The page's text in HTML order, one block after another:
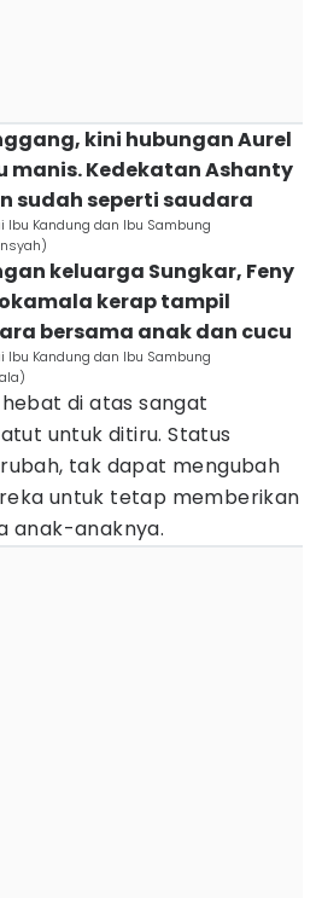
kini hubungan Aurel
manis. Kedekatan Ashanty
sudah seperti saudara
Ibu Kandung dan Ibu Sambung
keluarga Sungkar, Feny
kerap tampil
bersama anak dan cucu
Ibu Kandung dan Ibu Sambung
di atas sangat
untuk ditiru. Status
tak dapat mengubah
untuk tetap memberikan
anak-anaknya.